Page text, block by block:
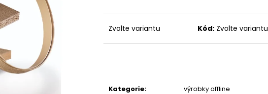
Zvolte variantu Kód: Zvolte variantu
Kategorie:
výrobky offline
Kč
4 500 Kč